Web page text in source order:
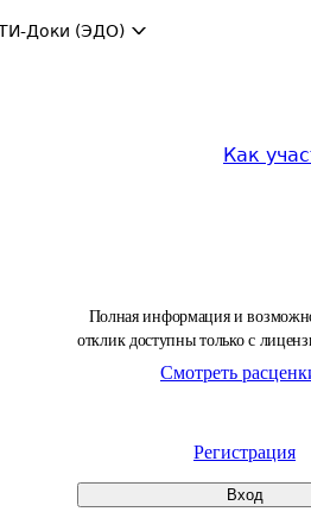
Доки (ЭДО)
Как
Полная информация и
отклик доступны только с
Смотреть
Регистрация
Вход